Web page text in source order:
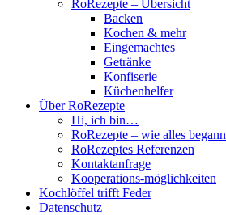
RoRezepte – Übersicht
Backen
Kochen & mehr
Eingemachtes
Getränke
Konfiserie
Küchenhelfer
Über RoRezepte
Hi, ich bin…
RoRezepte – wie alles begann
RoRezeptes Referenzen
Kontaktanfrage
Kooperations-möglichkeiten
Kochlöffel trifft Feder
Datenschutz